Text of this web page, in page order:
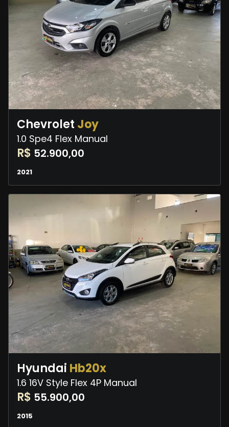
Chevrolet Joy
1.0 Spe4 Flex Manual
R$ 52.900,00
2021
Hyundai Hb20x
1.6 16V Style Flex 4P Manual
R$ 55.900,00
2015